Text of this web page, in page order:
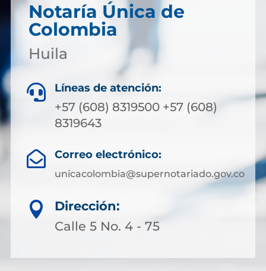
Notaría Única de
Colombia
Huila
 Líneas de atención:
+57 (608) 8319500 +57 (608)
8319643
 Correo electrónico:
unicacolombia@supernotariado.gov.co

Dirección:
Calle 5 No. 4 - 75